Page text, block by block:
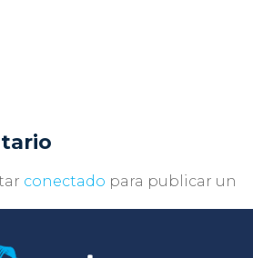
conectado para publicar un